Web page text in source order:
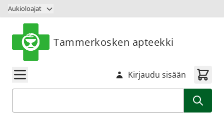
Siirry sisältöön
Aukioloajat
Tammerkosken apteekki
Kirjaudu sisään